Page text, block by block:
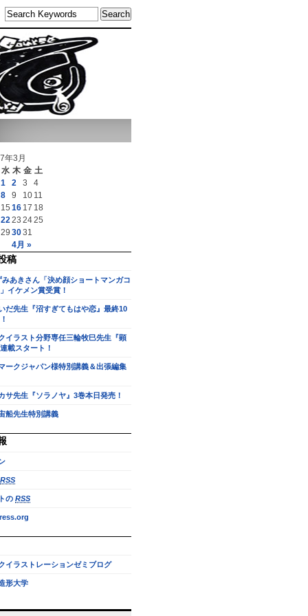
年3月
水 木 金 土
4月 »
1 2 3
4
8 9 10 11
15 16 17 18
2223 2425
29 3031
稿
みあきさん「決め顔ショートマンガコ
イケメン賞受賞！
だ先生『沼すぎてもはや恋』最終10
イラスト分野専任三輪牧巳先生『顕
載スタート！
ークジャパン様特別講義＆出張編集
サ先生『ソラノヤ』3巻本日発売！
船先生特別講義
RSS
の RSS
イラストレーションゼミブログ
形大学